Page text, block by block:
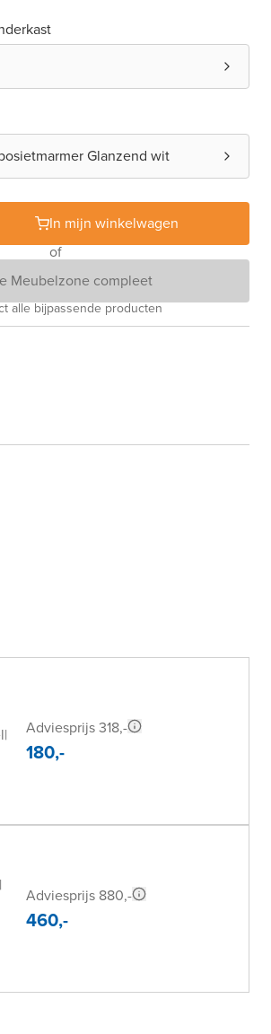
Glanzend wit
In mijn winkelwagen
of
Meubelzone compleet
alle bijpassende producten
|
Adviesprijs 318,-
180,-
|
Adviesprijs 880,-
460,-